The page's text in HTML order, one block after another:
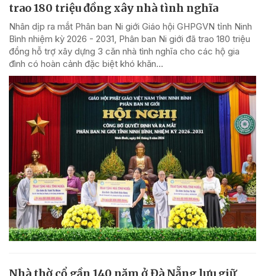
trao 180 triệu đồng xây nhà tình nghĩa
Nhân dịp ra mắt Phân ban Ni giới Giáo hội GHPGVN tỉnh Ninh
Bình nhiệm kỳ 2026 - 2031, Phân ban Ni giới đã trao 180 triệu
đồng hỗ trợ xây dựng 3 căn nhà tình nghĩa cho các hộ gia
đình có hoàn cảnh đặc biệt khó khăn...